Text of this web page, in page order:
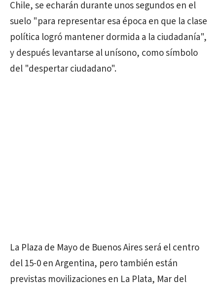
Chile, se echarán durante unos segundos en el
suelo "para representar esa época en que la clase
política logró mantener dormida a la ciudadanía",
y después levantarse al unísono, como símbolo
del "despertar ciudadano".
La Plaza de Mayo de Buenos Aires será el centro
del 15-0 en Argentina, pero también están
previstas movilizaciones en La Plata, Mar del